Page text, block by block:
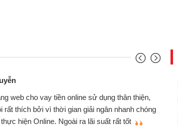
web cho vay tiền online sử dụng thân thiện,
rất thích bởi vì thời gian giải ngân nhanh chóng
hiện Online. Ngoài ra lãi suất rất tốt